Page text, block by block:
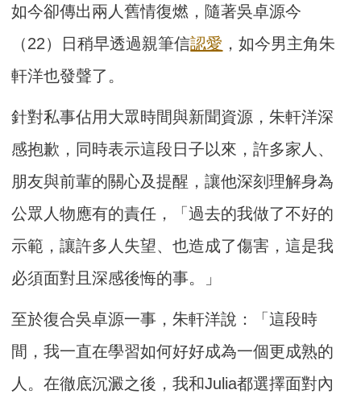
如今卻傳出兩人舊情復燃，隨著吳卓源今
（22）日稍早透過親筆信認愛 ，如今男主角朱
軒洋也發聲了。
針對私事佔用大眾時間與新聞資源，朱軒洋深
感抱歉，同時表示這段日子以來，許多家人、
朋友與前輩的關心及提醒，讓他深刻理解身為
公眾人物應有的責任，「過去的我做了不好的
示範，讓許多人失望、也造成了傷害，這是我
必須面對且深感後悔的事。」
至於復合吳卓源一事，朱軒洋說：「這段時
間，我一直在學習如何好好成為一個更成熟的
人。在徹底沉澱之後，我和Julia都選擇面對內